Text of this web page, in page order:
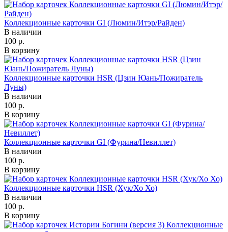
Коллекционные карточки GI (Люмин/Итэр/Райден)
В наличии
100 р.
В корзину
Коллекционные карточки HSR (Цзин Юань/Пожиратель
Луны)
В наличии
100 р.
В корзину
Коллекционные карточки GI (Фурина/Невиллет)
В наличии
100 р.
В корзину
Коллекционные карточки HSR (Хук/Хо Хо)
В наличии
100 р.
В корзину